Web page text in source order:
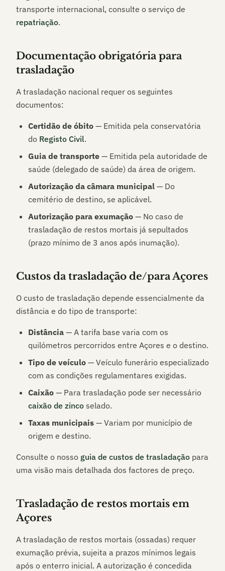
transporte internacional, consulte o serviço de
repatriação.
Documentação obrigatória para
trasladação
A trasladação nacional requer os seguintes
documentos:
Certidão de óbito — Emitida pela conservatória
do Registo Civil.
Guia de transporte — Emitida pela autoridade de
saúde (delegado de saúde) da área de origem.
Autorização da câmara municipal — Do
cemitério de destino, se aplicável.
Autorização para exumação — No caso de
trasladação de restos mortais já sepultados
(prazo mínimo de 3 anos após inumação).
Custos da trasladação de/paraAçores
O custo de trasladação depende essencialmente da
distância e do tipo de transporte:
Distância — A tarifa base varia com os
quilómetros percorridos entre Açores e o destino.
Tipo de veículo — Veículo funerário especializado
com as condições regulamentares exigidas.
Caixão — Para trasladação pode ser necessário
caixão de zinco selado.
Taxas municipais — Variam por município de
origem e destino.
Consulte o nosso guia de custos de trasladação para
uma visão mais detalhada dos factores de preço.
Trasladação de restos mortais em
Açores
A trasladação de restos mortais (ossadas) requer
exumação prévia, sujeita a prazos mínimos legais
após o enterro inicial. A autorização é concedida